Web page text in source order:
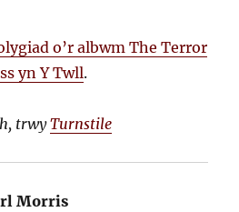
o’r albwm The Terror
yn Y Twll.
trwyTurnstile
Morris